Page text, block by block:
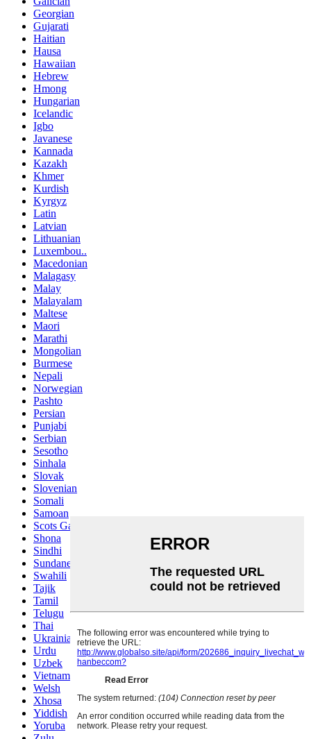
Georgian
Gujarati
Haitian
Hausa
Hawaiian
Hebrew
Hmong
Hungarian
Icelandic
Igbo
Javanese
Kannada
Kazakh
Khmer
Kurdish
Kyrgyz
Latin
Latvian
Lithuanian
Luxembou..
Macedonian
Malagasy
Malay
Malayalam
Maltese
Maori
Marathi
Mongolian
Burmese
Nepali
Norwegian
Pashto
Persian
Punjabi
Serbian
Sesotho
Sinhala
Slovak
Slovenian
Somali
Samoan
Scots Gaelic
Shona
Sindhi
Sundanese
Swahili
Tajik
Tamil
Telugu
Thai
Ukrainian
Urdu
Uzbek
Vietnamese
Welsh
Xhosa
Yiddish
Yoruba